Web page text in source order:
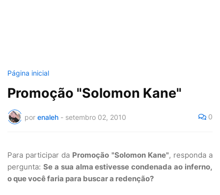
Página inicial
Promoção "Solomon Kane"
por enaleh - setembro 02, 2010 0
Para participar da Promoção "Solomon Kane", responda a
pergunta: Se a sua alma estivesse condenada ao inferno,
o que você faria para buscar a redenção?